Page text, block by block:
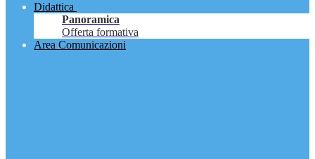
Didattica
Panoramica
Offerta formativa
Area Comunicazioni